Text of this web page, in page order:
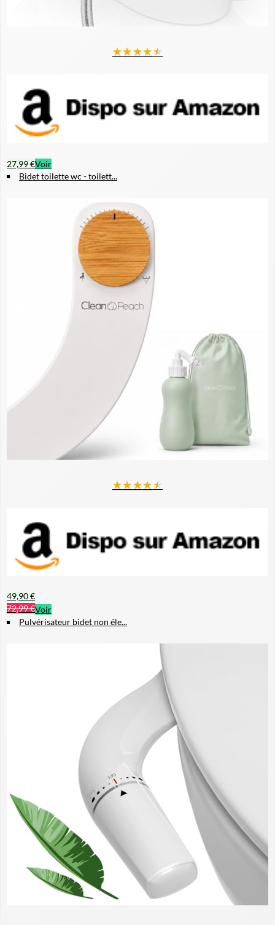
★★★★★
27,99 €Voir
Bidet toilette wc - toilett...
★★★★★
49,90 €
72,99 €Voir
Pulvérisateur bidet non éle...